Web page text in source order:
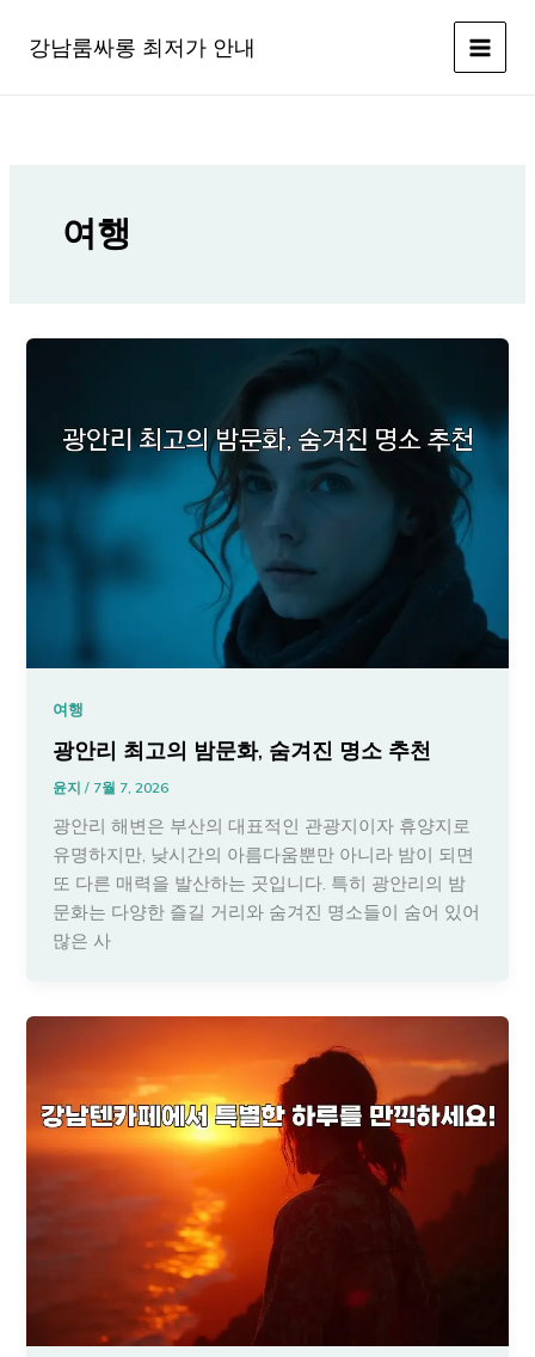
강남룸싸롱 최저가 안내
여행
여행
광안리 최고의 밤문화, 숨겨진 명소 추천
윤지/ 7월 7, 2026
광안리 해변은 부산의 대표적인 관광지이자 휴양지로
유명하지만, 낮시간의 아름다움뿐만 아니라 밤이 되면
또 다른 매력을 발산하는 곳입니다. 특히 광안리의 밤
문화는 다양한 즐길 거리와 숨겨진 명소들이 숨어 있어
많은 사